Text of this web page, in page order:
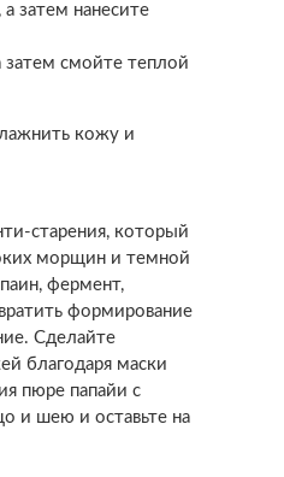
затем нанесите
затем смойте теплой
кожу и
старения, который
морщин и темной
фермент,
формирование
Сделайте
благодаря маски
пюре папайи с
и шею и оставьте на